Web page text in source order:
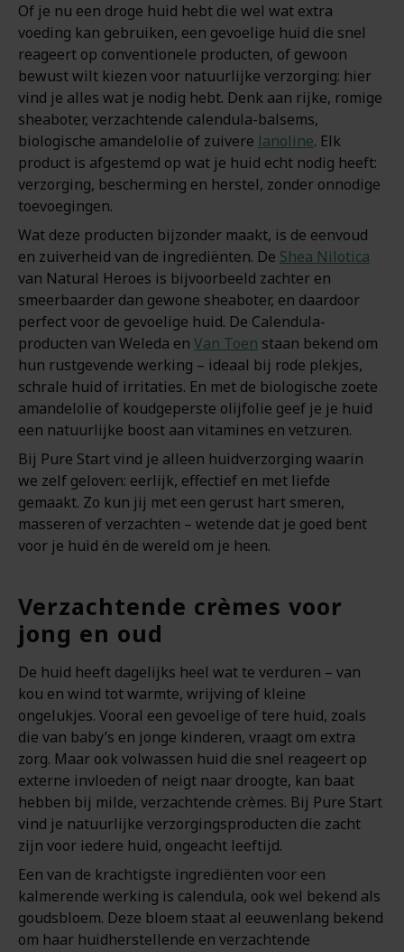
Of je nu een droge huid hebt die wel wat extra
voeding kan gebruiken, een gevoelige huid die snel
reageert op conventionele producten, of gewoon
bewust wilt kiezen voor natuurlijke verzorging: hier
vind je alles wat je nodig hebt. Denk aan rijke, romige
sheaboter, verzachtende calendula-balsems,
biologische amandelolie of zuivere lanoline. Elk
product is afgestemd op wat je huid echt nodig heeft:
verzorging, bescherming en herstel, zonder onnodige
toevoegingen.
Wat deze producten bijzonder maakt, is de eenvoud
en zuiverheid van de ingrediënten. De Shea Nilotica
van Natural Heroes is bijvoorbeeld zachter en
smeerbaarder dan gewone sheaboter, en daardoor
perfect voor de gevoelige huid. De Calendula-
producten van Weleda en Van Toen staan bekend om
hun rustgevende werking – ideaal bij rode plekjes,
schrale huid of irritaties. En met de biologische zoete
amandelolie of koudgeperste olijfolie geef je je huid
een natuurlijke boost aan vitamines en vetzuren.
Bij Pure Start vind je alleen huidverzorging waarin
we zelf geloven: eerlijk, effectief en met liefde
gemaakt. Zo kun jij met een gerust hart smeren,
masseren of verzachten – wetende dat je goed bent
voor je huid én de wereld om je heen.
Verzachtende crèmes voor
jong en oud
De huid heeft dagelijks heel wat te verduren – van
kou en wind tot warmte, wrijving of kleine
ongelukjes. Vooral een gevoelige of tere huid, zoals
die van baby’s en jonge kinderen, vraagt om extra
zorg. Maar ook volwassen huid die snel reageert op
externe invloeden of neigt naar droogte, kan baat
hebben bij milde, verzachtende crèmes. Bij Pure Start
vind je natuurlijke verzorgingsproducten die zacht
zijn voor iedere huid, ongeacht leeftijd.
Een van de krachtigste ingrediënten voor een
kalmerende werking is calendula, ook wel bekend als
goudsbloem. Deze bloem staat al eeuwenlang bekend
om haar huidherstellende en verzachtende